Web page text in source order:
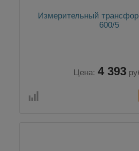
Измерительный
600/5
Цена: 4 393